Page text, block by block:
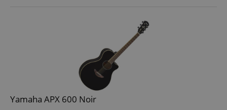
Yamaha APX 600 Noir